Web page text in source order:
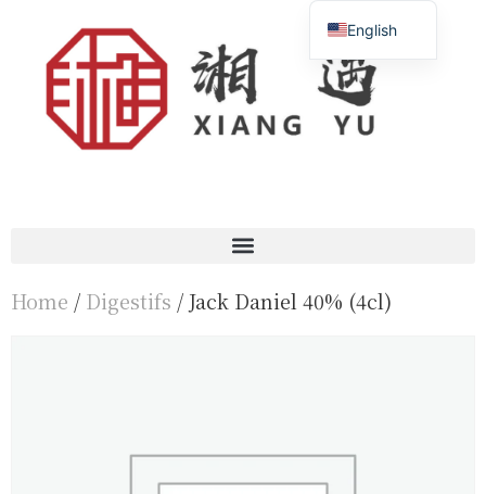
Home / Digestifs / Jack Daniel 40% (4cl)
English
Français
简体中文